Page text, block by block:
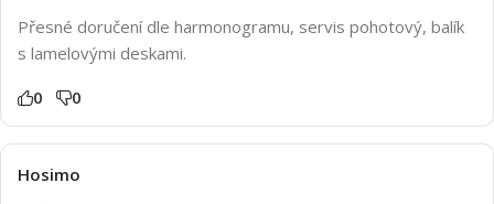
Přesné doručení dle harmonogramu, servis pohotový, balík
s lamelovými deskami.
0 0
Hosimo